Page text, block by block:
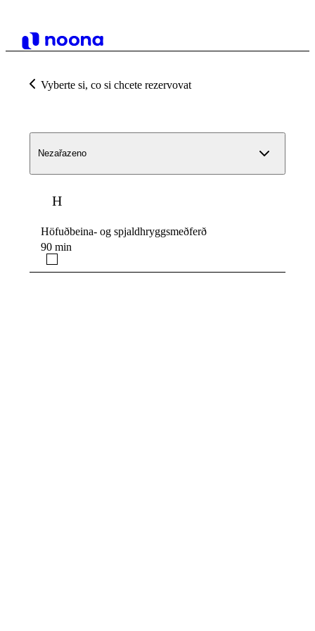
Vyberte si, co si chcete rezervovat
Nezařazeno
H
Höfuðbeina- og spjaldhryggsmeðferð
90 min